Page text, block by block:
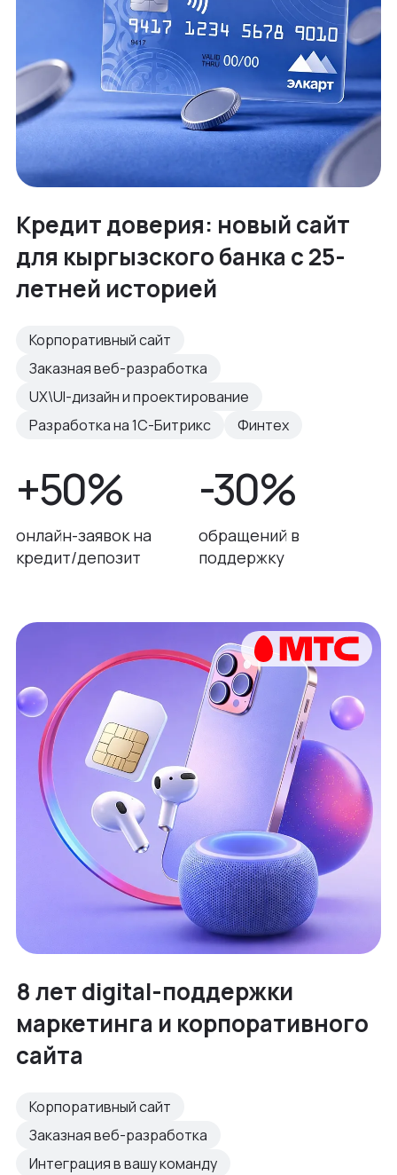
Кредит доверия: новый сайт
для кыргызского банка с 25-
летней историей
Корпоративный сайт
Заказная веб-разработка
UX\UI-дизайн и проектирование
Разработка на 1С-Битрикс
Финтех
+50%
онлайн-заявок на
кредит/депозит
-30%
обращений в
поддержку
8 лет digital-поддержки
маркетинга и корпоративного
сайта
Корпоративный сайт
Заказная веб-разработка
Интеграция в вашу команду